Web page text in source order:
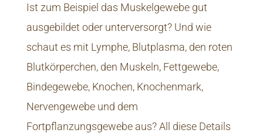
Ist zum Beispiel das Muskelgewebe gut
ausgebildet oder unterversorgt? Und wie
schaut es mit Lymphe, Blutplasma, den roten
Blutkörperchen, den Muskeln, Fettgewebe,
Bindegewebe, Knochen, Knochenmark,
Nervengewebe und dem
Fortpflanzungsgewebe aus? All diese Details